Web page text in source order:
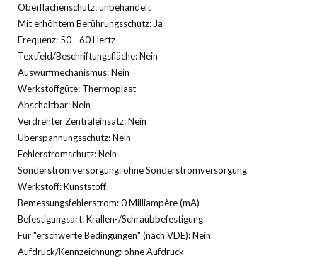
Oberflächenschutz: unbehandelt
Mit erhöhtem Berührungsschutz: Ja
Frequenz: 50 - 60 Hertz
Textfeld/Beschriftungsfläche: Nein
Auswurfmechanismus: Nein
Werkstoffgüte: Thermoplast
Abschaltbar: Nein
Verdrehter Zentraleinsatz: Nein
Überspannungsschutz: Nein
Fehlerstromschutz: Nein
Sonderstromversorgung: ohne Sonderstromversorgung
Werkstoff: Kunststoff
Bemessungsfehlerstrom: 0 Milliampère (mA)
Befestigungsart: Krallen-/Schraubbefestigung
Für "erschwerte Bedingungen" (nach VDE): Nein
Aufdruck/Kennzeichnung: ohne Aufdruck